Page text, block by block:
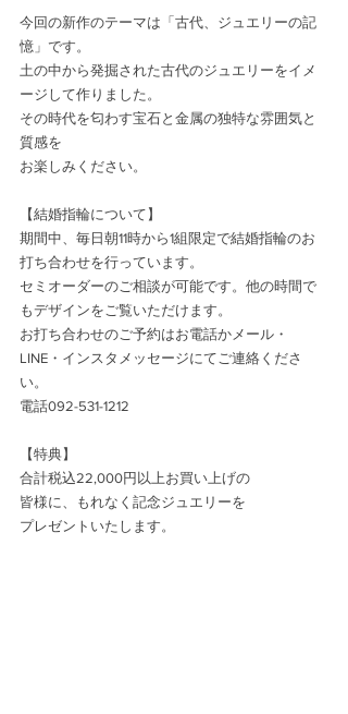
今回の新作のテーマは「古代、ジュエリーの記
憶」です。
土の中から発掘された古代のジュエリーをイメ
ージして作りました。
その時代を匂わす宝石と金属の独特な雰囲気と
質感を
お楽しみください。
【結婚指輪について】
期間中、毎日朝11時から1組限定で結婚指輪のお
打ち合わせを行っています。
セミオーダーのご相談が可能です。他の時間で
もデザインをご覧いただけます。
お打ち合わせのご予約はお電話かメール・
LINE・インスタメッセージにてご連絡くださ
い。
電話092-531-1212
【特典】
合計税込22,000円以上お買い上げの
皆様に、もれなく記念ジュエリーを
プレゼントいたします。